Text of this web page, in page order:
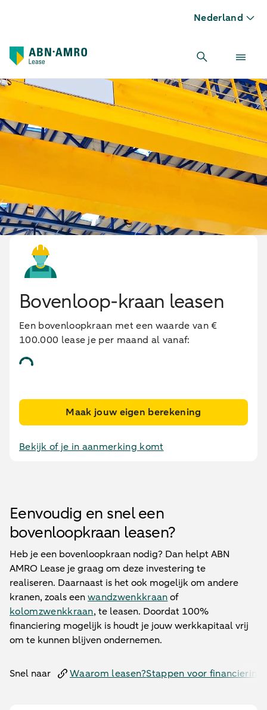
Nederland
Bovenloopkraan leasen
Bovenloop-kraan leasen
Een bovenloopkraan met een waarde van €
100.000 lease je per maand al vanaf:
Maak jouw eigen berekening
Bekijk of je in aanmerking komt
Eenvoudig en snel een
bovenloopkraan leasen?
Heb je een bovenloopkraan nodig? Dan helpt ABN
AMRO Lease je graag om deze investering te
realiseren. Daarnaast is het ook mogelijk om andere
kranen, zoals eenwandzwenkkraanof
kolomzwenkkraan, te leasen. Doordat 100%
financiering mogelijk is houdt je jouw werkkapitaal vrij
om te kunnen blijven ondernemen.
Snel naar Waarom leasen?Stappen voor financiering